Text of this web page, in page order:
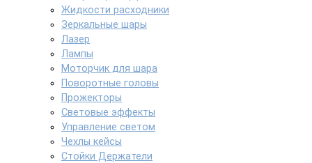
Жидкости расходники
Зеркальные шары
Лазер
Лампы
Моторчик для шара
Поворотные головы
Прожекторы
Световые эффекты
Управление светом
Чехлы кейсы
Стойки Держатели